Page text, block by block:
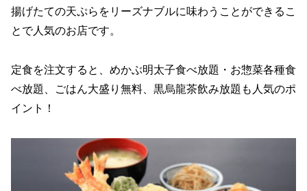
揚げたての天ぷらをリーズナブルに味わうことができるこ
とで人気のお店です。
定食を注文すると、めかぶ明太子食べ放題・お惣菜各種食
べ放題、ごはん大盛り無料、黒烏龍茶飲み放題も人気のポ
イント！